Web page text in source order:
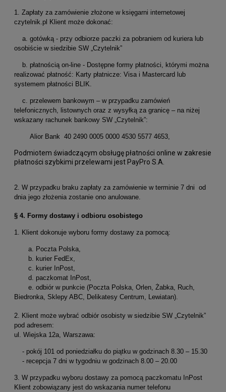
1. Zapłaty za zamówienie złożone w księgarni internetowej
czytelnik.pl Klient może dokonać:
a. gotówką - przy odbiorze paczki za pobraniem od kuriera lub
osobiście w siedzibie SW „Czytelnik”
b. płatnością on-line - Dostępne formy płatności, którymi można
realizować płatność: Karty płatnicze: Visa i Mastercard lub
systemem płatności BLIK.
c. przelewem bankowym – w przypadku zamówień
telefonicznych, listownych oraz z wysyłką za granicę – na niżej
wskazany rachunek bankowy SW „Czytelnik”:
Alior Bank 40 2490 0005 0000 4530 5577 4653,
Podmiotem świadczącym obsługę płatności online w zakresie
płatności szybkimi przelewami jest PayPro S.A.
2. W przypadku braku zapłaty za zamówienie w terminie 7 dni od
dnia jego złożenia zostanie ono anulowane.
§ 4. Formy dostawy i odbioru osobistego
1. Klient dokonuje wyboru formy dostawy za pomocą:
a. Poczta Polska,
b. kurier FedEx,
c. kurier InPost,
d. paczkomat InPost,
e. odbiór w punkcie (Poczta Polska, Orlen, Żabka, Ruch,
Biedronka, Sklepy ABC, Delikatesy Centrum, Lewiatan).
2. Klient może wybrać odbiór osobisty w siedzibie SW „Czytelnik”
pod adresem:
ul. Wiejska 12a, Warszawa:
- pokój 101 od poniedziałku do piątku w godzinach 8.30 – 15.30
- recepcja 7 dni w tygodniu w godzinach 8.00 – 20.00
3. W przypadku wyboru dostawy za pomocą paczkomatu InPost
Klient zobowiązany jest do wskazania numer telefonu